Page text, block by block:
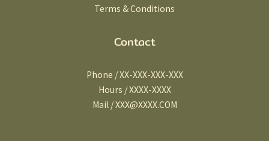
Terms & Conditions
Contact
Phone / XX-XXX-XXX-XXX
Hours / XXXX-XXXX
Mail / XXX@XXXX.COM